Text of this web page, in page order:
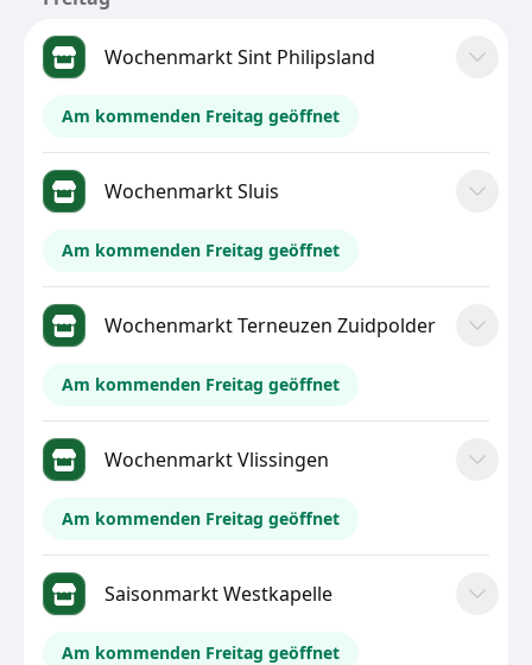
Wochenmarkt Sint Philipsland
Am kommenden Freitag geöffnet
Wochenmarkt Sluis
Am kommenden Freitag geöffnet
Wochenmarkt Terneuzen Zuidpolder
Am kommenden Freitag geöffnet
Wochenmarkt Vlissingen
Am kommenden Freitag geöffnet
Saisonmarkt Westkapelle
Am kommenden Freitag geöffnet